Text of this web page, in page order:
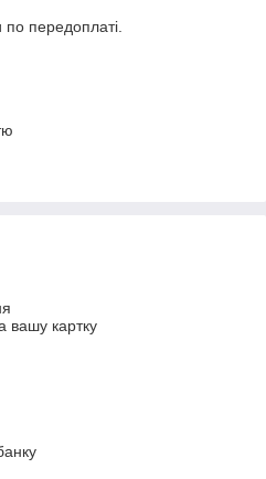
по передоплаті.
вашу картку